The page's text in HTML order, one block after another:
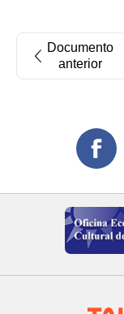
Documento
anterior